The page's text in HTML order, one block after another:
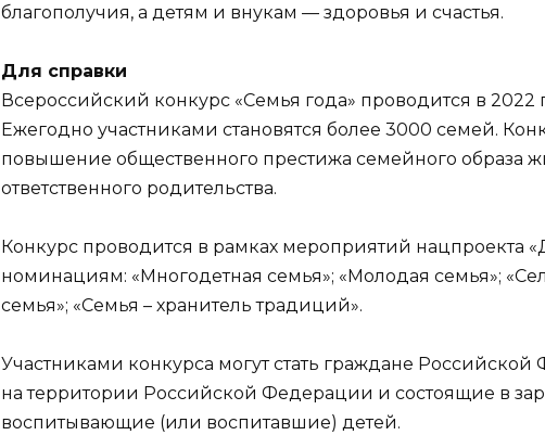
благополучия, а детям и внукам — здоровья и счастья.
Для справки
Всероссийский конкурс «Семья года» проводится в 2022
Ежегодно участниками становятся более 3000 семей.
повышение общественного престижа семейного образа
ответственного родительства.
Конкурс проводится в рамках мероприятий нацпроекта
номинациям: «Многодетная семья»; «Молодая семья»;
семья»; «Семья – хранитель традиций».
Участниками конкурса могут стать граждане
на территории Российской Федерации и состоящие в
воспитывающие (или воспитавшие) детей.